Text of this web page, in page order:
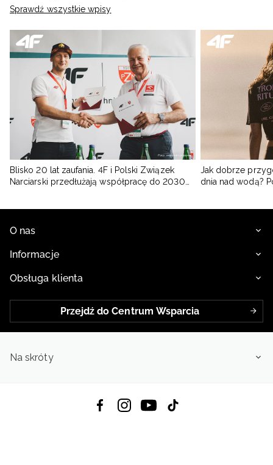
Sprawdź wszystkie wpisy
Blisko 20 lat zaufania. 4F i Polski Związek
Narciarski przedłużają współpracę do 2030
Jak dobrze
dnia nad wodą?
O nas
Informacje
Obsługa klienta
Przejdź do Centrum Wsparcia
Na skróty